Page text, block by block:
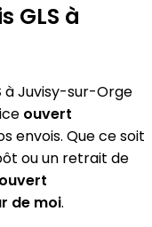
GLS à
à Juvisy-sur-Orge
ouvert
envois. Que ce soit
ou un retrait de
ouvert
de moi.